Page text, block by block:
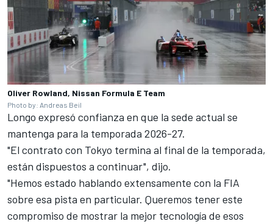
Oliver Rowland, Nissan Formula E Team
Photo by: Andreas Beil
Longo expresó confianza en que la sede actual se
mantenga para la temporada 2026-27.
"El contrato con Tokyo termina al final de la temporada,
están dispuestos a continuar", dijo.
"Hemos estado hablando extensamente con la FIA
sobre esa pista en particular. Queremos tener este
compromiso de mostrar la mejor tecnología de esos